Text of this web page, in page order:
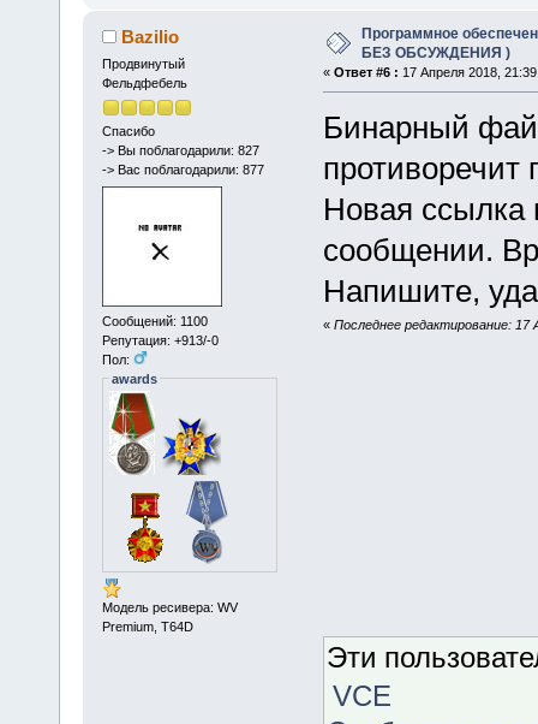
Bazilio
Продвинутый
Фельдфебель
Спасибо
-> Вы поблагодарили: 827
-> Вас поблагодарили: 877
Сообщений: 1100
Репутация: +913/-0
Пол:
awards
Модель ресивера: WV
Premium, Т64D
Программное
БЕЗ ОБСУЖДЕНИЯ )
« Ответ #6 : 17 Апреля 2018,
Бинарный
Новая ссылка
сообщении.
Напишите,
« Последнее редактирование: 17
Эти
VCE